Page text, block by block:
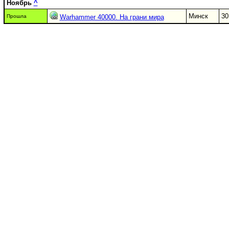
Ноябрь ^
Прошла Warhammer 40000. На грани мира Минск